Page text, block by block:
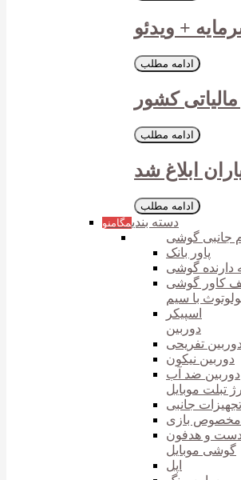
+ ویدئو
ادامه مطلب
کشور
ادامه مطلب
ابلاغ شد
ادامه مطلب
دسته بندیمگامنو
جانبی گوشی
پاور بانک
دارنده گوشی
کاور گوشی
با سیم
اسپیکر
دوربین
دوربین تفریحی
دوربین نیکون
دوربین ضد آب
تبلت موبایل
جانبی
مخصوص بازی
و هدفون
گوشی موبایل
اپل